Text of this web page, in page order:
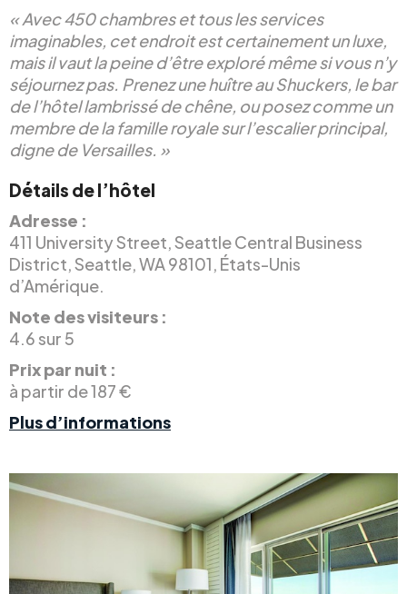
« Avec 450 chambres et tous les services
imaginables, cet endroit est certainement un luxe,
mais il vaut la peine d’être exploré même si vous n’y
séjournez pas. Prenez une huître au Shuckers, le bar
de l’hôtel lambrissé de chêne, ou posez comme un
membre de la famille royale sur l’escalier principal,
digne de Versailles. »
Détails de l’hôtel
Adresse :
411 University Street, Seattle Central Business
District, Seattle, WA 98101, États-Unis
d’Amérique.
Note des visiteurs :
4.6 sur 5
Prix par nuit :
à partir de 187 €
Plus d’informations